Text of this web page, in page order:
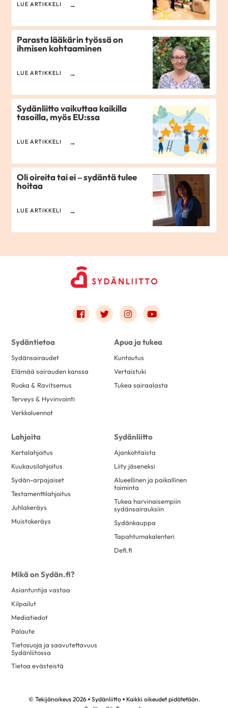
LUE ARTIKKELI
Parasta lääkärin työssä on
ihmisen kohtaaminen
LUE ARTIKKELI
Sydänliitto vaikuttaa kaikilla
tasoilla, myös EU:ssa
LUE ARTIKKELI
Oli oireita tai ei – sydäntä tulee
hoitaa
LUE ARTIKKELI
Link to facebook
Link to twitter
Link to instagram
Link to youtube
Sydäntietoa
Sydänsairaudet
Elämää sairauden kanssa
Ruoka & Ravitsemus
Terveys & Hyvinvointi
Verkkoluennot
Apua ja tukea
Kuntoutus
Vertaistuki
Tukea sairaalasta
Lahjoita
Kertalahjoitus
Kuukausilahjoitus
Sydän-arpajaiset
Testamenttilahjoitus
Juhlakeräys
Muistokeräys
Sydänliitto
Ajankohtaista
Liity jäseneksi
Alueellinen ja paikallinen
toiminta
Tukea harvinaisempiin
sydänsairauksiin
Sydänkauppa
Tapahtumakalenteri
Defi.fi
Mikä on Sydän.fi?
Asiantuntija vastaa
Kilpailut
Mediatiedot
Palaute
Tietosuoja ja saavutettavuus
Sydänliitossa
Tietoa evästeistä
© Tekijänoikeus 2026 • Sydänliitto • Kaikki oikeudet pidätetään.